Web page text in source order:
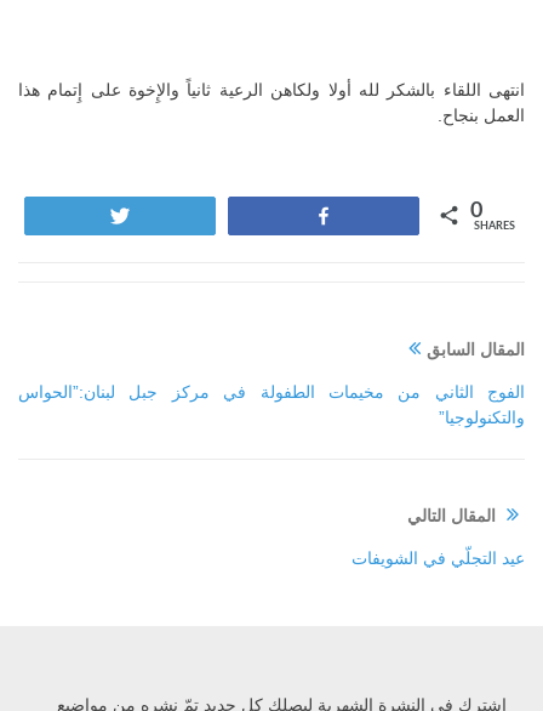
انتهى اللقاء بالشكر لله أولا ولكاهن الرعية ثانياً والإِخوة على إِتمام هذا
العمل بنجاح.
0
SHARES
المقال السابق
الفوج الثاني من مخيمات الطفولة في مركز جبل لبنان:”الحواس
والتكنولوجيا”
المقال التالي
عيد التجلّي في الشويفات
إشترك في النشرة الشهرية ليصلك كل جديد تمّ نشره من مواضيع